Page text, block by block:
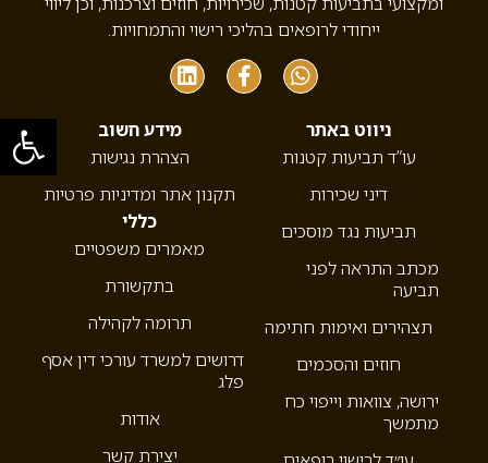
פתח
ייחודי לרופאים בהליכי רישוי והתמחויות.
ניווט באתר
עו”ד תביעות קטנות
דיני שכירות
תביעות נגד מוסכים
מכתב התראה לפני
תביעה
תצהירים ואימות חתימה
חוזים והסכמים
ירושה, צוואות וייפוי כח
מתמשך
מידע חשוב
הצהרת נגישות
תקנון אתר ומדיניות פרטיות
כללי
מאמרים משפטיים
בתקשורת
תרומה לקהילה
דרושים למשרד עורכי דין אסף
פלג
אודות
יצירת קשר